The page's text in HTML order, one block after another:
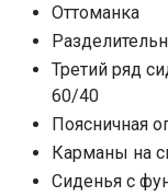
Оттоманка
Третий ряд
60/40
Поясничная
Карманы на
Сиденья с